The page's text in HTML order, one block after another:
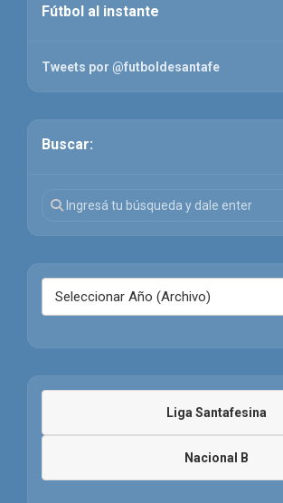
Fútbol al instante
Tweets por @futboldesantafe
Buscar:
Liga Santafesina
Nacional B